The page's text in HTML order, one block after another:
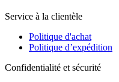
Service à la clientèle
Politique d'achat
Politique d’expédition
Confidentialité et sécurité